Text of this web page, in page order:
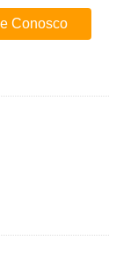
Conosco